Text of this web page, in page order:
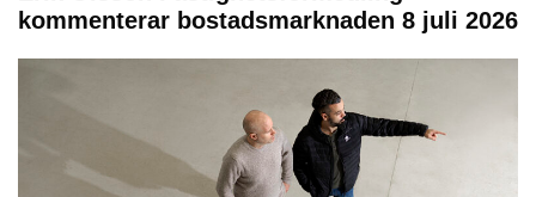
kommenterar bostadsmarknaden 8 juli 2026